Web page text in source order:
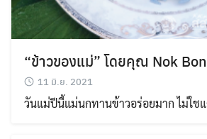
“ข้าวของแม่” โดยคุณ Nok
11 มิ.ย. 2021
วันแม่ปีนี้แม่นกทานข้าวอร่อยมาก ไม่ใ